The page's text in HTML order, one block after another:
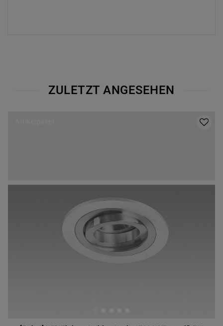
ZULETZT ANGESEHEN